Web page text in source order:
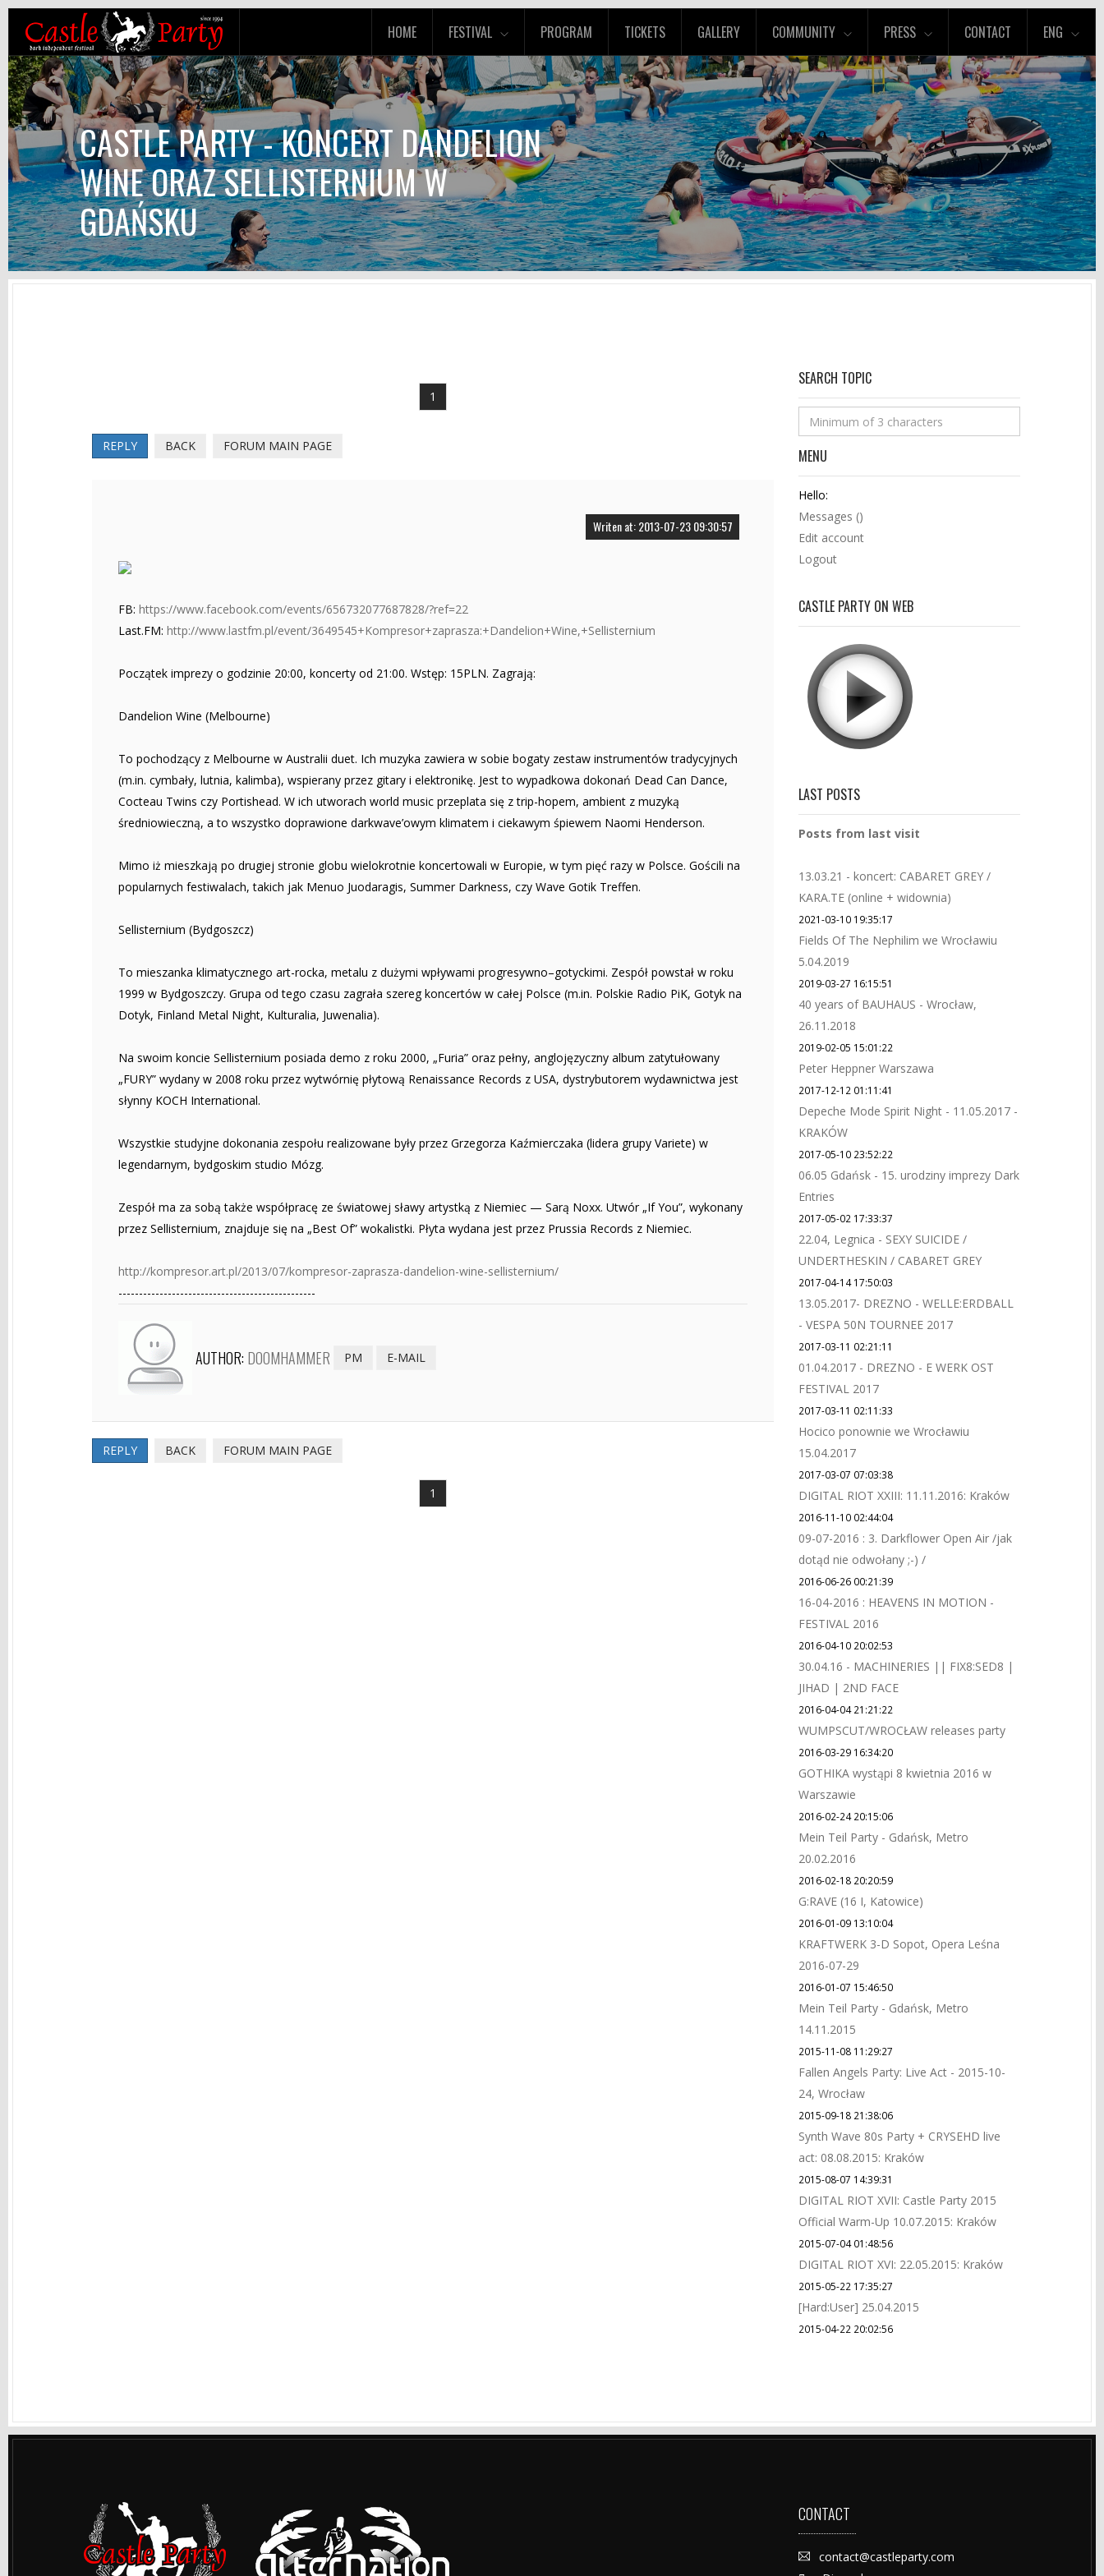
HOME FESTIVAL PROGRAM TICKETS GALLERY COMMUNITY PRESS CONTACT ENG
CASTLE PARTY - KONCERT DANDELION
WINE ORAZ SELLISTERNIUM W
GDAŃSKU
1
REPLY BACK FORUM MAIN PAGE
Writen at: 2013-07-23 09:30:57
FB: https://www.facebook.com/events/656732077687828/?ref=22
Last.FM: http://www.lastfm.pl/event/3649545+Kompresor+zaprasza:+Dandelion+Wine,+Sellisternium
Początek imprezy o godzinie 20:00, koncerty od 21:00. Wstęp: 15PLN. Zagrają:
Dandelion Wine (Melbourne)
To pochodzący z Melbourne w Australii duet. Ich muzyka zawiera w sobie bogaty zestaw instrumentów tradycyjnych
(m.in. cymbały, lutnia, kalimba), wspierany przez gitary i elektronikę. Jest to wypadkowa dokonań Dead Can Dance,
Cocteau Twins czy Portishead. W ich utworach world music przeplata się z trip-hopem, ambient z muzyką
średniowieczną, a to wszystko doprawione darkwave’owym klimatem i ciekawym śpiewem Naomi Henderson.
Mimo iż mieszkają po drugiej stronie globu wielokrotnie koncertowali w Europie, w tym pięć razy w Polsce. Gościli na
popularnych festiwalach, takich jak Menuo Juodaragis, Summer Darkness, czy Wave Gotik Treffen.
Sellisternium (Bydgoszcz)
To mieszanka klimatycznego art-rocka, metalu z dużymi wpływami progresywno–gotyckimi. Zespół powstał w roku
1999 w Bydgoszczy. Grupa od tego czasu zagrała szereg koncertów w całej Polsce (m.in. Polskie Radio PiK, Gotyk na
Dotyk, Finland Metal Night, Kulturalia, Juwenalia).
Na swoim koncie Sellisternium posiada demo z roku 2000, „Furia” oraz pełny, anglojęzyczny album zatytułowany
„FURY” wydany w 2008 roku przez wytwórnię płytową Renaissance Records z USA, dystrybutorem wydawnictwa jest
słynny KOCH International.
Wszystkie studyjne dokonania zespołu realizowane były przez Grzegorza Kaźmierczaka (lidera grupy Variete) w
legendarnym, bydgoskim studio Mózg.
Zespół ma za sobą także współpracę ze światowej sławy artystką z Niemiec — Sarą Noxx. Utwór „If You”, wykonany
przez Sellisternium, znajduje się na „Best Of” wokalistki. Płyta wydana jest przez Prussia Records z Niemiec.
http://kompresor.art.pl/2013/07/kompresor-zaprasza-dandelion-wine-sellisternium/
------------------------------------------------
AUTHOR: DOOMHAMMER PM E-MAIL
REPLY BACK FORUM MAIN PAGE
1
SEARCH TOPIC
MENU
Hello:
Messages ()
Edit account
Logout
CASTLE PARTY ON WEB
LAST POSTS
Posts from last visit
13.03.21 - koncert: CABARET GREY /
KARA.TE (online + widownia)
2021-03-10 19:35:17
Fields Of The Nephilim we Wrocławiu
5.04.2019
2019-03-27 16:15:51
40 years of BAUHAUS - Wrocław,
26.11.2018
2019-02-05 15:01:22
Peter Heppner Warszawa
2017-12-12 01:11:41
Depeche Mode Spirit Night - 11.05.2017 -
KRAKÓW
2017-05-10 23:52:22
06.05 Gdańsk - 15. urodziny imprezy Dark
Entries
2017-05-02 17:33:37
22.04, Legnica - SEXY SUICIDE /
UNDERTHESKIN / CABARET GREY
2017-04-14 17:50:03
13.05.2017- DREZNO - WELLE:ERDBALL
- VESPA 50N TOURNEE 2017
2017-03-11 02:21:11
01.04.2017 - DREZNO - E WERK OST
FESTIVAL 2017
2017-03-11 02:11:33
Hocico ponownie we Wrocławiu
15.04.2017
2017-03-07 07:03:38
DIGITAL RIOT XXIII: 11.11.2016: Kraków
2016-11-10 02:44:04
09-07-2016 : 3. Darkflower Open Air /jak
dotąd nie odwołany ;-) /
2016-06-26 00:21:39
16-04-2016 : HEAVENS IN MOTION -
FESTIVAL 2016
2016-04-10 20:02:53
30.04.16 - MACHINERIES || FIX8:SED8 |
JIHAD | 2ND FACE
2016-04-04 21:21:22
WUMPSCUT/WROCŁAW releases party
2016-03-29 16:34:20
GOTHIKA wystąpi 8 kwietnia 2016 w
Warszawie
2016-02-24 20:15:06
Mein Teil Party - Gdańsk, Metro
20.02.2016
2016-02-18 20:20:59
G:RAVE (16 I, Katowice)
2016-01-09 13:10:04
KRAFTWERK 3-D Sopot, Opera Leśna
2016-07-29
2016-01-07 15:46:50
Mein Teil Party - Gdańsk, Metro
14.11.2015
2015-11-08 11:29:27
Fallen Angels Party: Live Act - 2015-10-
24, Wrocław
2015-09-18 21:38:06
Synth Wave 80s Party + CRYSEHD live
act: 08.08.2015: Kraków
2015-08-07 14:39:31
DIGITAL RIOT XVII: Castle Party 2015
Official Warm-Up 10.07.2015: Kraków
2015-07-04 01:48:56
DIGITAL RIOT XVI: 22.05.2015: Kraków
2015-05-22 17:35:27
[Hard:User] 25.04.2015
2015-04-22 20:02:56
CONTACT
contact@castleparty.com